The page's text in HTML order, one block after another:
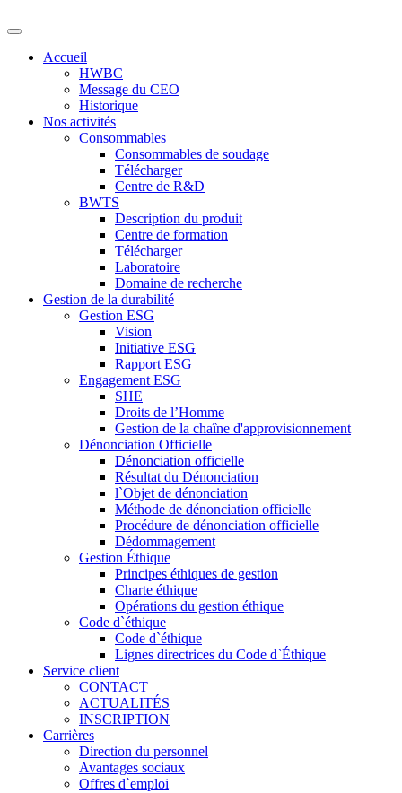
Accueil
HWBC
Message du CEO
Historique
Nos activités
Consommables
Consommables de soudage
Télécharger
Centre de R&D
BWTS
Description du produit
Centre de formation
Télécharger
Laboratoire
Domaine de recherche
Gestion de la durabilité
Gestion ESG
Vision
Initiative ESG
Rapport ESG
Engagement ESG
SHE
Droits de l’Homme
Gestion de la chaîne d'approvisionnement
Dénonciation Officielle
Dénonciation officielle
Résultat du Dénonciation
l`Objet de dénonciation
Méthode de dénonciation officielle
Procédure de dénonciation officielle
Dédommagement
Gestion Éthique
Principes éthiques de gestion
Charte éthique
Opérations du gestion éthique
Code d`éthique
Code d`éthique
Lignes directrices du Code d`Éthique
Service client
CONTACT
ACTUALITÉS
INSCRIPTION
Carrières
Direction du personnel
Avantages sociaux
Offres d`emploi